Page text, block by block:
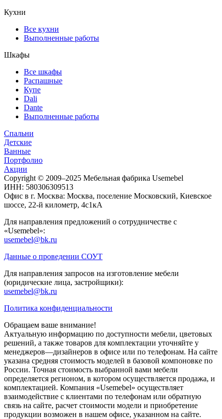
Кухни
Все кухни
Выполненные работы
Шкафы
Все шкафы
Распашные
Купе
Dali
Dante
Выполненные работы
Спальни
Детские
Ванные
Портфолио
Акции
Copyright © 2009–2025 Мебельная фабрика Usemebel
ИНН: 580306309513
Офис в г. Москва: Москва, поселение Московский, Киевское
шоссе, 22-й километр, 4с1кА
Для направления предложений о сотрудничестве с
«Usemebel»:
usemebel@bk.ru
Данные о проведении СОУТ
Для направления запросов на изготовление мебели
(юридические лица, застройщики):
usemebel@bk.ru
Политика конфиденциальности
Обращаем ваше внимание!
Актуальную информацию по доступности мебели, цветовых
решений, а также товаров для комплектации уточняйте у
менеджеров—дизайнеров в офисе или по телефонам. На сайте
указана средняя стоимость моделей в базовой компоновке по
России. Точная стоимость выбранной вами мебели
определяется регионом, в котором осуществляется продажа, и
комплектацией. Компания «Usemebel» осуществляет
взаимодействие с клиентами по телефонам или обратную
связь на сайте, расчет стоимости модели и приобретение
продукции возможен в нашем офисе, указанном на сайте.